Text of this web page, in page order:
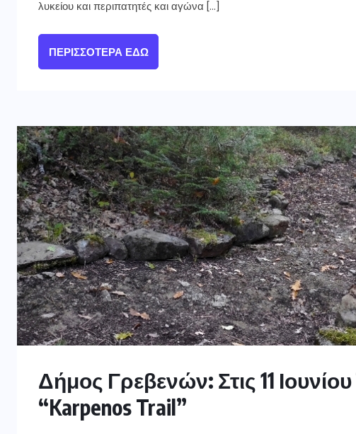
λυκείου και περιπατητές και αγώνα […]
ΠΕΡΙΣΣΌΤΕΡΑ ΕΔΏ
Δήμος Γρεβενών: Στις 11
“Karpenos Trail”